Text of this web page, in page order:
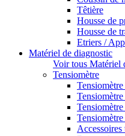
Têtière
Housse de
Housse de
Etriers /
Matériel de diagnostic
Voir tous Matériel
Tensiomètre
Tensiomètre
Accessoires